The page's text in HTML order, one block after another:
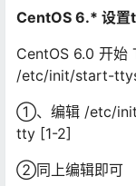
CentOS 6.* 设置
CentOS 6.0 开
/etc/init/start-
①、编辑 /etc/
tty [1-2]
②同上编辑即可